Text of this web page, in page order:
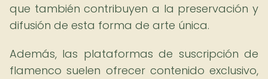
que también contribuyen a la preservación y
difusión de esta forma de arte única.
Además, las plataformas de suscripción de
flamenco suelen ofrecer contenido exclusivo,